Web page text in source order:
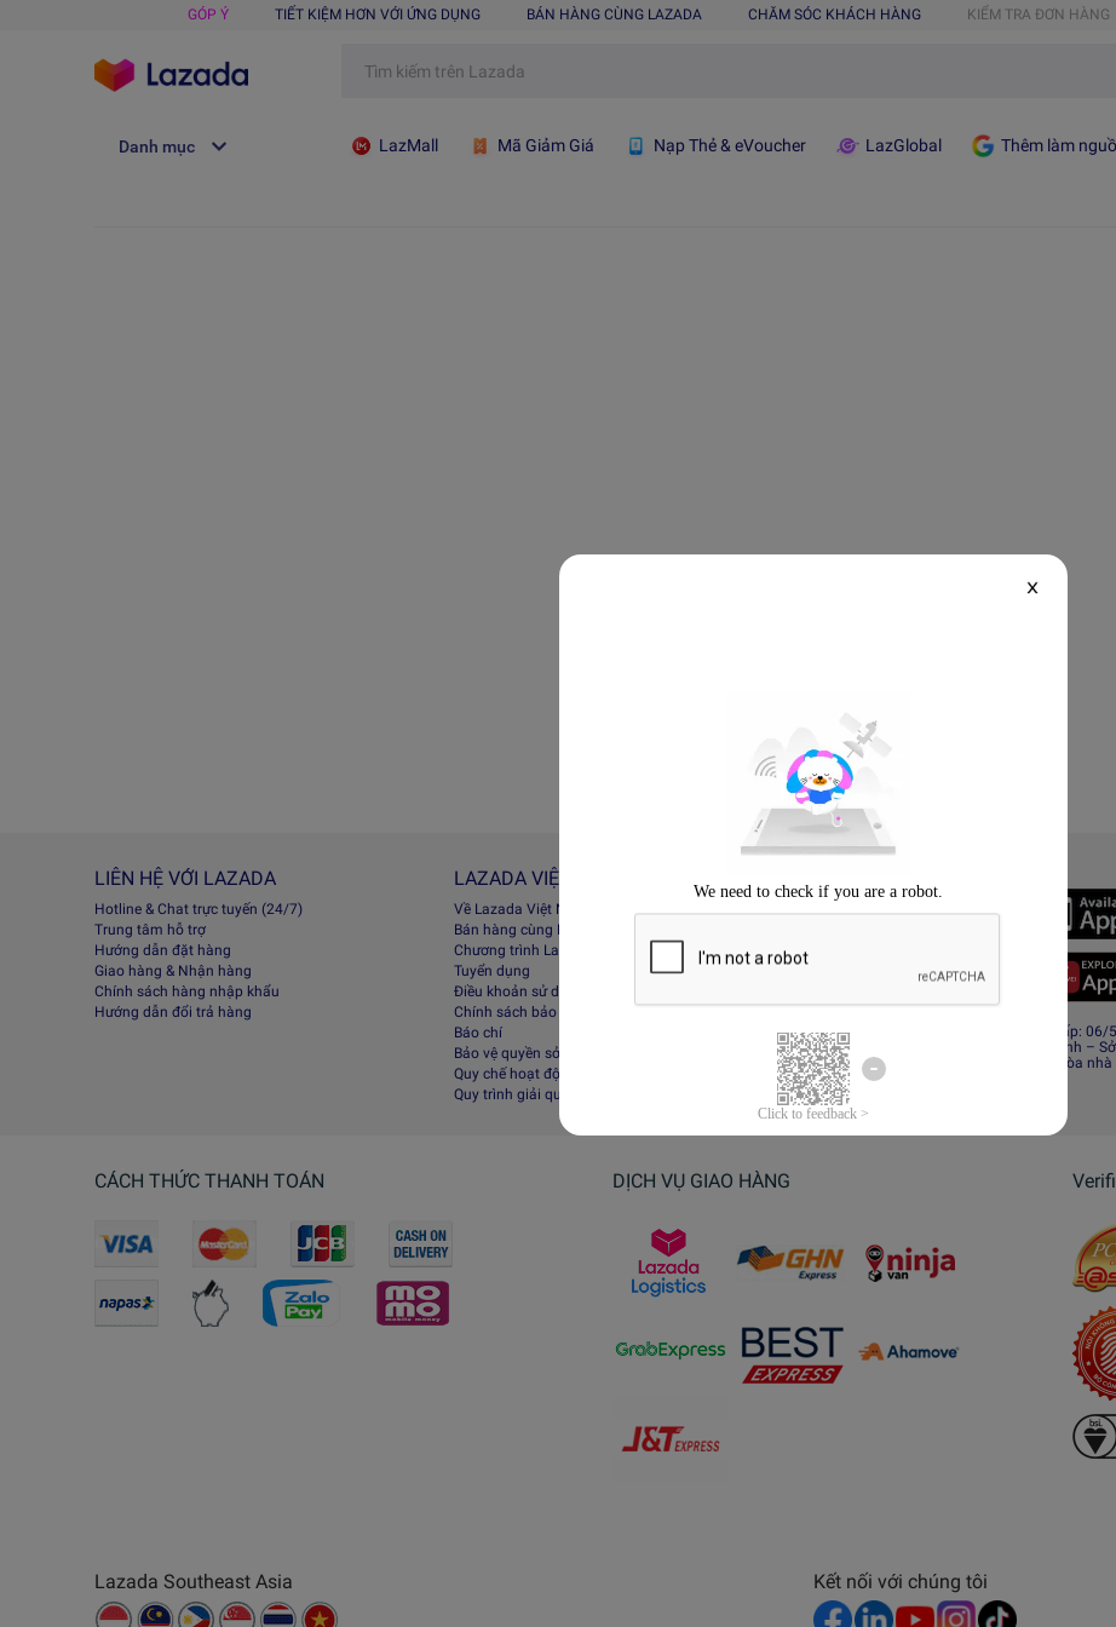
GÓP Ý TIẾT KIỆM HƠN VỚI ỨNG DỤNG BÁN HÀNG CÙNG LAZADA CHĂM SÓC KHÁCH HÀNG KIỂM TRA ĐƠN HÀNG
Danh mục LazMall Mã Giảm Giá Nạp Thẻ & eVoucher LazGlobal Thêm làm
LIÊN HỆ VỚI LAZADA
Hotline & Chat trực tuyến (24/7)
Trung tâm hỗ trợ
Hướng dẫn đặt hàng
Giao hàng & Nhận hàng
Chính sách hàng nhập khẩu
Hướng dẫn đổi trả hàng
LAZADA VIỆT NAM
Về Lazada Việt Nam
Bán hàng cùng Lazada
Chương trình Lazada Afﬁliate
Tuyển dụng
Điều khoản sử dụng
Chính sách bảo mật
Báo chí
Bảo vệ quyền sở hữu trí tuệ
Quy chế hoạt động sàn Lazada
Quy trình giải quyết tranh chấp, khiếu nại
Always Better
Tải App Lazada
Giấy CNĐKDN: 0308808576 – Ngày cấp:
Cơ quan cấp: Phòng Đăng ký kinh doanh –
Địa chỉ đăng ký kinh doanh: Tầng 19, Tòa nhà
Minh, Việt Nam
CÁCH THỨC THANH TOÁN DỊCH VỤ GIAO HÀNG
Lazada Southeast Asia Kết nối với chúng tôi
X